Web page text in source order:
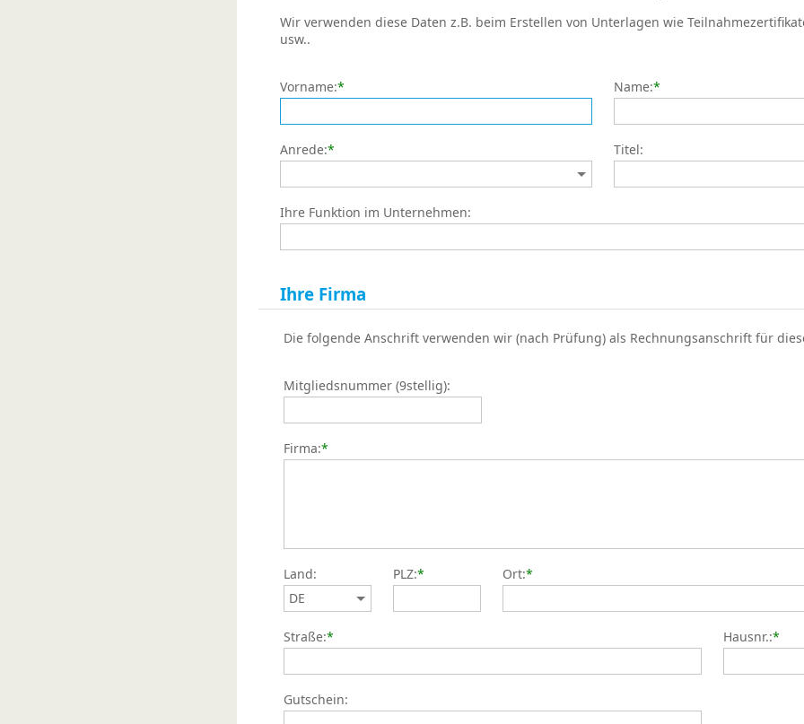
Wir verwenden diese Daten z.B. beim Erstellen von Unterlagen wie
usw..
Vorname:* Name:*
Anrede:* Titel:
Ihre Funktion im Unternehmen:
Ihre Firma
Die folgende Anschrift verwenden wir (nach Prüfung) als Rechnungsanschrift für
Mitgliedsnummer (9stellig):
Firma:*
Land: PLZ:* Ort:*
Straße:* Hausnr.:*
Gutschein: